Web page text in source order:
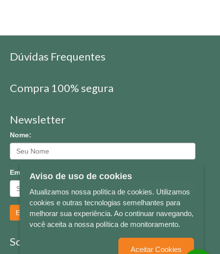
Dúvidas Frequentes
Compra 100% segura
Newsletter
Nome:
Email:
Enviar
Socialize conosco
Aviso de uso de cookies
Atualizamos nossa política de cookies. Utilizamos
cookies e outras tecnologias semelhantes para
melhorar sua experiência. Ao continuar navegando,
você aceita a nossa política de monitoramento.
Aceitar Cookies